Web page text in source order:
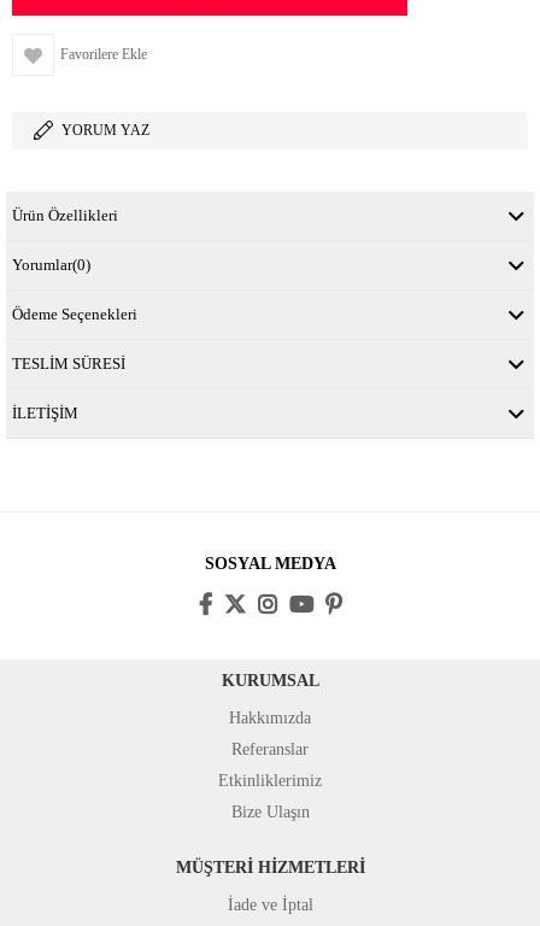
Favorilere Ekle
YORUM YAZ
Ürün Özellikleri
Yorumlar(0)
Ödeme Seçenekleri
TESLİM SÜRESİ
İLETİŞİM
SOSYAL MEDYA
KURUMSAL
Hakkımızda
Referanslar
Etkinliklerimiz
Bize Ulaşın
MÜŞTERİ HİZMETLERİ
İade ve İptal